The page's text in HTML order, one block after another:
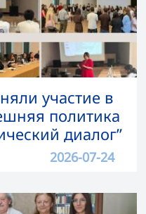
участие в
политика
диалог”
2026-07-24